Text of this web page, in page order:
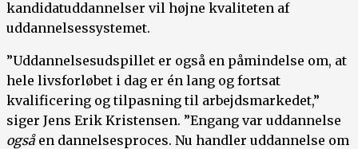
kandidatuddannelser vil højne kvaliteten af
uddannelsessystemet.
”Uddannelsesudspillet er også en påmindelse om, at
hele livsforløbet i dag er én lang og fortsat
kvalificering og tilpasning til arbejdsmarkedet,”
siger Jens Erik Kristensen. ”Engang var uddannelse
ogsåen dannelsesproces. Nu handler uddannelse om